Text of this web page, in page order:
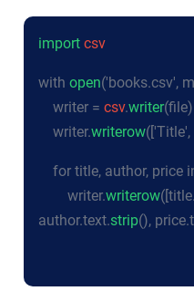
importcsv
withopen('books.csv',
writer =csv.writer(file)
writer.writerow
for title, author, price
writer.writerow
author.text.strip(),